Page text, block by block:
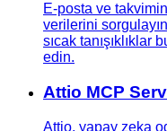
E-posta ve
verilerini
sıcak tanışıklıklar
edin.
Attio MCP
Attio, yapay zeka